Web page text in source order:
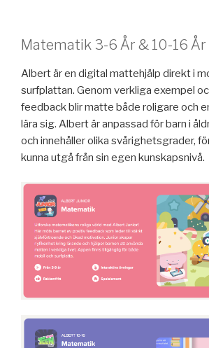
Matematik 3-6 År & 10-16 År
Albert är en digital mattehjälp direkt i
surfplattan. Genom verkliga exempel
feedback blir matte både roligare och
lära sig. Albert är anpassad för barn i
och innehåller olika svårighetsgrader,
kunna utgå från sin egen kunskapsnivå.